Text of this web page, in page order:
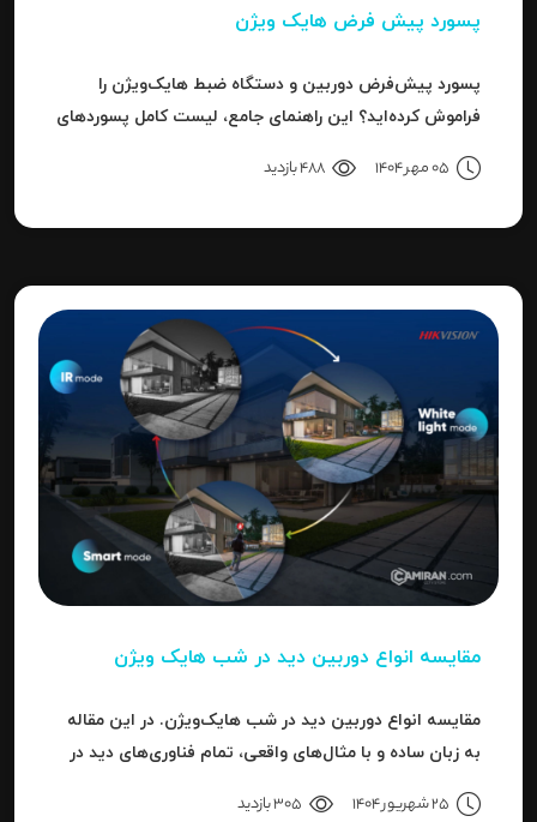
پسورد پیش فرض هایک ویژن
پسورد پیش‌فرض دوربین و دستگاه ضبط هایک‌ویژن را
فراموش کرده‌اید؟ این راهنمای جامع، لیست کامل پسوردهای
"Invalid Password" را آموزش می‌دهد.
05 مهر 1404 488 بازدید
مقایسه انواع دوربین دید در شب هایک‌ ویژن
مقایسه انواع دوربین دید در شب هایک‌ویژن. در این مقاله
به زبان ساده و با مثال‌های واقعی، تمام فناوری‌های دید در
25 شهریور 1404 305 بازدید